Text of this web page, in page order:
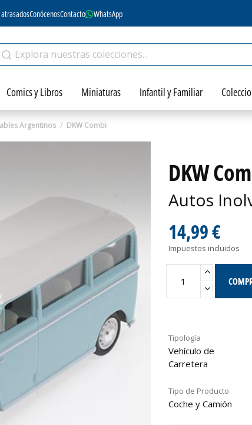
ConócenosContacto WhatsApp
Comics y Libros Miniaturas Infantil y Familiar
Argentinos DKW Combi
DKW
Autos
14,99 €
Impuestos incluidos
Tipología
Vehículo de
Carretera
Tipo de Producto
Coche y Camión